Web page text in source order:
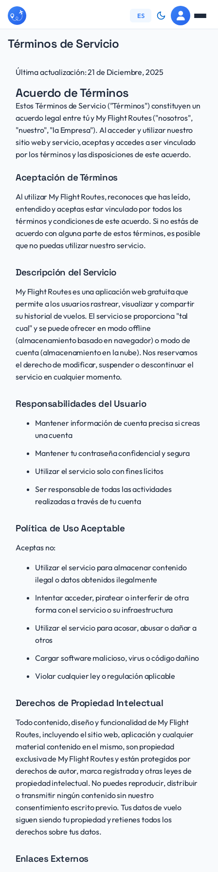
My Flight Routes - Track
ES
Preguntas Frecuentes
Acerca de
Contacto
Política de Privacidad
Términos de Servicio
Términos de Servicio
Última actualización: 21 de Diciembre, 2025
Acuerdo de Términos
Estos Términos de Servicio ("Términos") constituyen un
acuerdo legal entre tú y My Flight Routes ("nosotros",
"nuestro", "la Empresa"). Al acceder y utilizar nuestro
sitio web y servicio, aceptas y accedes a ser vinculado
por los términos y las disposiciones de este acuerdo.
Aceptación de Términos
Al utilizar My Flight Routes, reconoces que has leído,
entendido y aceptas estar vinculado por todos los
términos y condiciones de este acuerdo. Si no estás de
acuerdo con alguna parte de estos términos, es posible
que no puedas utilizar nuestro servicio.
Descripción del Servicio
My Flight Routes es una aplicación web gratuita que
permite a los usuarios rastrear, visualizar y compartir
su historial de vuelos. El servicio se proporciona "tal
cual" y se puede ofrecer en modo offline
(almacenamiento basado en navegador) o modo de
cuenta (almacenamiento en la nube). Nos reservamos
el derecho de modificar, suspender o descontinuar el
servicio en cualquier momento.
Responsabilidades del Usuario
Mantener información de cuenta precisa si creas
una cuenta
Mantener tu contraseña confidencial y segura
Utilizar el servicio solo con fines lícitos
Ser responsable de todas las actividades
realizadas a través de tu cuenta
Política de Uso Aceptable
Aceptas no:
Utilizar el servicio para almacenar contenido
ilegal o datos obtenidos ilegalmente
Intentar acceder, piratear o interferir de otra
forma con el servicio o su infraestructura
Utilizar el servicio para acosar, abusar o dañar a
otros
Cargar software malicioso, virus o código dañino
Violar cualquier ley o regulación aplicable
Derechos de Propiedad Intelectual
Todo contenido, diseño y funcionalidad de My Flight
Routes, incluyendo el sitio web, aplicación y cualquier
material contenido en el mismo, son propiedad
exclusiva de My Flight Routes y están protegidos por
derechos de autor, marca registrada y otras leyes de
propiedad intelectual. No puedes reproducir, distribuir
o transmitir ningún contenido sin nuestro
consentimiento escrito previo. Tus datos de vuelo
siguen siendo tu propiedad y retienes todos los
derechos sobre tus datos.
Enlaces Externos